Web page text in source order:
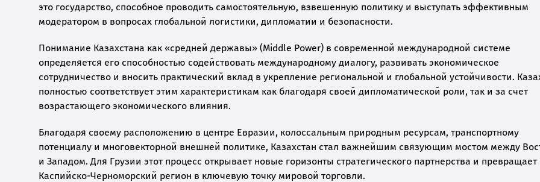
это государство, способное проводить самостоятельную, взвешенную политику и выступать эффективным
модератором в вопросах глобальной логистики, дипломатии и безопасности.
Понимание Казахстана как «средней державы» (Middle Power) в современной международной системе
определяется его способностью содействовать международному диалогу, развивать экономическое
сотрудничество и вносить практический вклад в укрепление региональной и глобальной устойчивости.
полностью соответствует этим характеристикам как благодаря своей дипломатической роли, так и за счет
возрастающего экономического влияния.
Благодаря своему расположению в центре Евразии, колоссальным природным ресурсам, транспортному
потенциалу и многовекторной внешней политике, Казахстан стал важнейшим связующим мостом между
и Западом. Для Грузии этот процесс открывает новые горизонты стратегического партнерства и превращает
Каспийско-Черноморский регион в ключевую точку мировой торговли.